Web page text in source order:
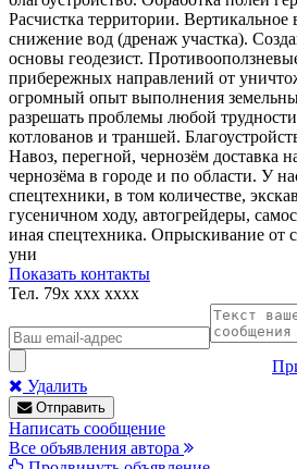
Расчистка территории.
снижение вод (дренаж участка).
основы геодезист.
прибережных направлений от
огромный опыт выполнения
разрешать проблемы любой
котлованов и траншей.
Навоз, перегной, чернозём доставка
чернозёма в городе и по области. У
спецтехники, в том количестве,
гусеничном ходу, автогрейдеры,
иная спецтехника. Опрыскивание от
уни
Показать контакты
Тел. 79x xxx xxxx
Удалить
Отправить
Написать сообщение
Все объявления автора